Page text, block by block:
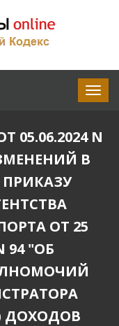
N
В
ОТ 25
94 "ОБ
ДОХОДОВ